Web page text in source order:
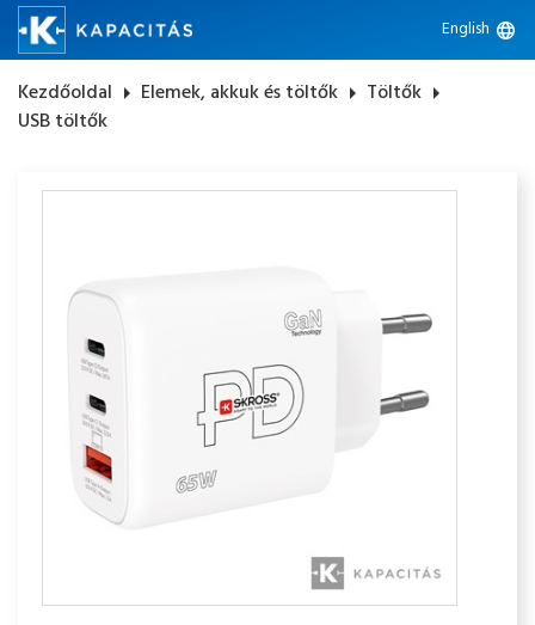
English language
Kezdőoldal arrow_right Elemek, akkuk és töltők arrow_right Töltők arrow_right
USB töltők